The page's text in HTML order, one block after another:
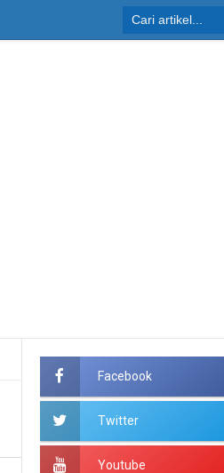
Facebook
Twitter
Youtube